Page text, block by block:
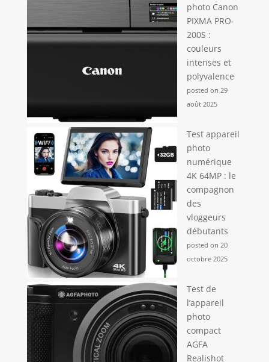
photo Canon
PIXMA PRO-
200S :
couleurs
intenses et
polyvalence
posted on 29
août 2025
Test appareil
photo
numérique
4K 64MP : le
compagnon
des
vloggeurs
débutants
posted on 20
octobre 2025
Test de
l’appareil
photo
compact
AGFA
Realishot